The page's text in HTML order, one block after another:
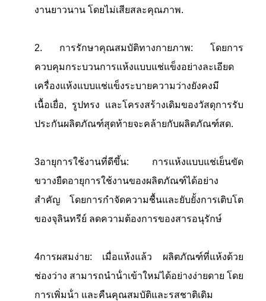
งานยาวนาน โดยไม่เสียสละคุณภาพ.
2. การรักษาคุณสมบัติทางกายภาพ: โดยการ
ควบคุมกระบวนการแห้งแบบแช่แข็งอย่างละเอียด
เครื่องแห้งแบบแช่แข็งระบายความว่างยังคงมี
เนื้อเยื่อ, รูปทรง และโครงสร้างเดิมของวัสดุการรับ
ประกันผลิตภัณฑ์สุดท้ายจะคล้ายกับผลิตภัณฑ์สด.
3อายุการใช้งานที่ดีขึ้น: การแห้งแบบแช่เย็นขัด
ขวางยืดอายุการใช้งานของผลิตภัณฑ์ได้อย่าง
สําคัญ โดยการกําจัดความชื้นและยับยั้งการเติบโต
ของจุลินทรีย์ ลดความต้องการของสารอนุรักษ์
4การผสมง่าย: เมื่อแห้งแล้ว ผลิตภัณฑ์ที่แห้งด้วย
ช่องว่าง สามารถนําน้ําเข้าใหม่ได้อย่างง่ายดาย โดย
การเพิ่มน้ํา และคืนคุณสมบัติและรสชาติเดิม